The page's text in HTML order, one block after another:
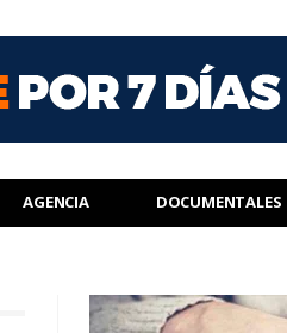
AGENCIA DOCUMENTALES